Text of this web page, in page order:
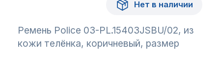
Нет в наличии
Ремень Police 03-PL.15403JSBU/02, из
кожи телёнка, коричневый, размер